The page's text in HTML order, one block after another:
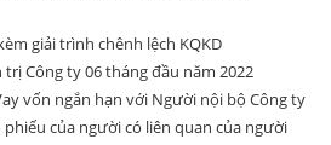
giải trình chênh lệch KQKD
Công ty 06 tháng đầu năm 2022
vốn ngắn hạn với Người nội bộ Công ty
của người có liên quan của người